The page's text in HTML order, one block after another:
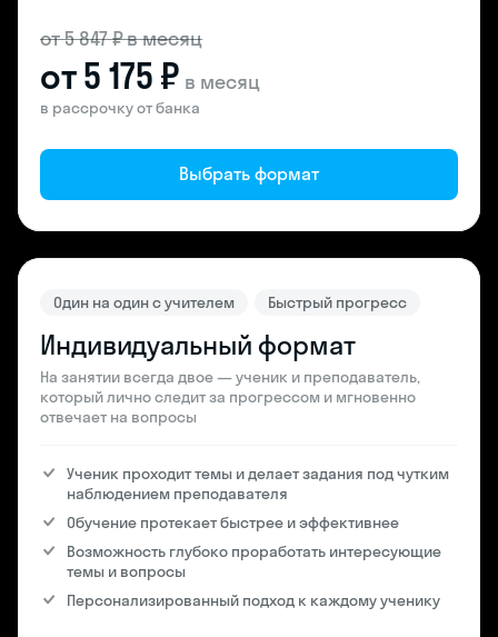
от 5 847 ₽ в месяц
от 5 175 ₽ в месяц
в рассрочку от банка
Выбрать формат
Один на один с учителем Быстрый прогресс
Индивидуальный формат
На занятии всегда двое — ученик и преподаватель,
который лично следит за прогрессом и мгновенно
отвечает на вопросы
Ученик проходит темы и делает задания под чутким
наблюдением преподавателя
Обучение протекает быстрее и эффективнее
Возможность глубоко проработать интересующие
темы и вопросы
Персонализированный подход к каждому ученику